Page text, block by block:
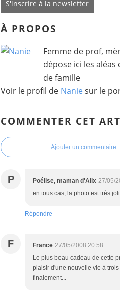
S'inscrire à la newsletter
À PROPOS
Femme de prof,
dépose ici les
de famille
Voir le profil de Naniesur le
COMMENTER CET
Ajouter un commentaire
P Poélise, maman d'Alix 27/05/
en tous cas, la photo est très
Répondre
F France 27/05/2008 20:58
Le plus beau cadeau de cette
plaisir d'une nouvelle vie à
finalement...